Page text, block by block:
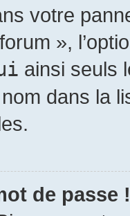
votre
»,
ainsi seuls
dans la
de passe !